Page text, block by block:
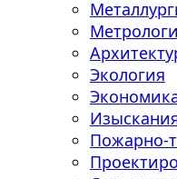
Экология
Пожарно-